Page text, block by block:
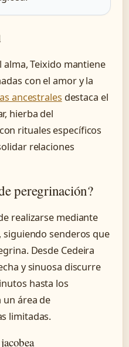
alma, Teixido mantiene
con el amor y la
ancestrales destaca el
hierba del
rituales específicos
relaciones
peregrinación?
realizarse mediante
senderos que
Desde Cedeira
y sinuosa discurre
hasta los
un área de
limitadas.